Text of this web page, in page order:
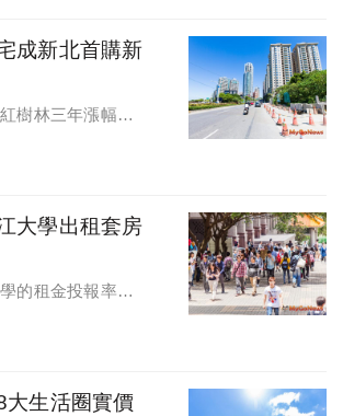
成新北首購新
樹林三年漲幅逾
大學出租套房
的租金投報率達
大生活圈實價